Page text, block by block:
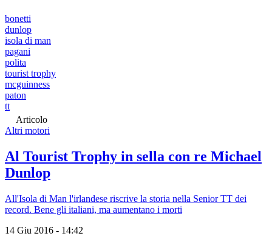
bonetti
dunlop
isola di man
pagani
polita
tourist trophy
mcguinness
paton
tt
Articolo
Altri motori
Al Tourist Trophy in sella con re Michael
Dunlop
All'Isola di Man l'irlandese riscrive la storia nella Senior TT dei
record. Bene gli italiani, ma aumentano i morti
14 Giu 2016 - 14:42